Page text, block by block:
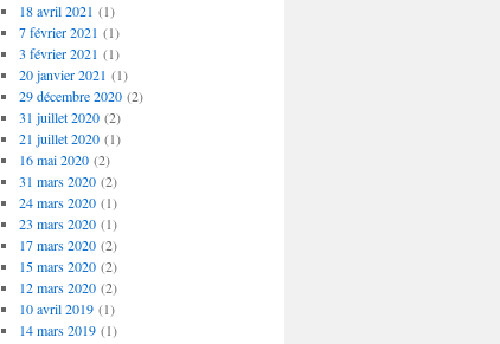
18 avril 2021 (1)
7 février 2021 (1)
3 février 2021 (1)
20 janvier 2021 (1)
29 décembre 2020(2)
31 juillet 2020(2)
21 juillet 2020(1)
16 mai 2020(2)
31 mars 2020(2)
24 mars 2020(1)
23 mars 2020(1)
17 mars 2020(2)
15 mars 2020(2)
12 mars 2020(2)
10 avril 2019(1)
14 mars 2019(1)